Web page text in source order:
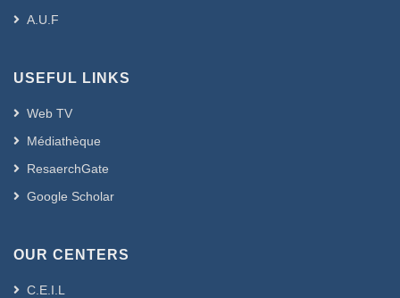
A.U.F
USEFUL LINKS
Web TV
Médiathèque
ResaerchGate
Google Scholar
OUR CENTERS
C.E.I.L